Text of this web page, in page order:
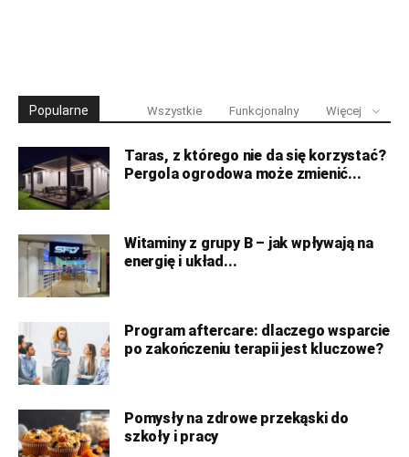
Popularne Wszystkie Funkcjonalny Więcej
Taras, z którego nie da się korzystać?
Pergola ogrodowa może zmienić...
Witaminy z grupy B – jak wpływają na
energię i układ...
Program aftercare: dlaczego wsparcie
po zakończeniu terapii jest kluczowe?
Pomysły na zdrowe przekąski do
szkoły i pracy